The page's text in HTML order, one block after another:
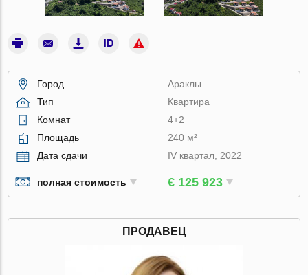
Город
Араклы
Тип
Квартира
Комнат
4+2
Площадь
240 м²
Дата сдачи
IV квартал, 2022
полная стоимость € 125 923
ПРОДАВЕЦ